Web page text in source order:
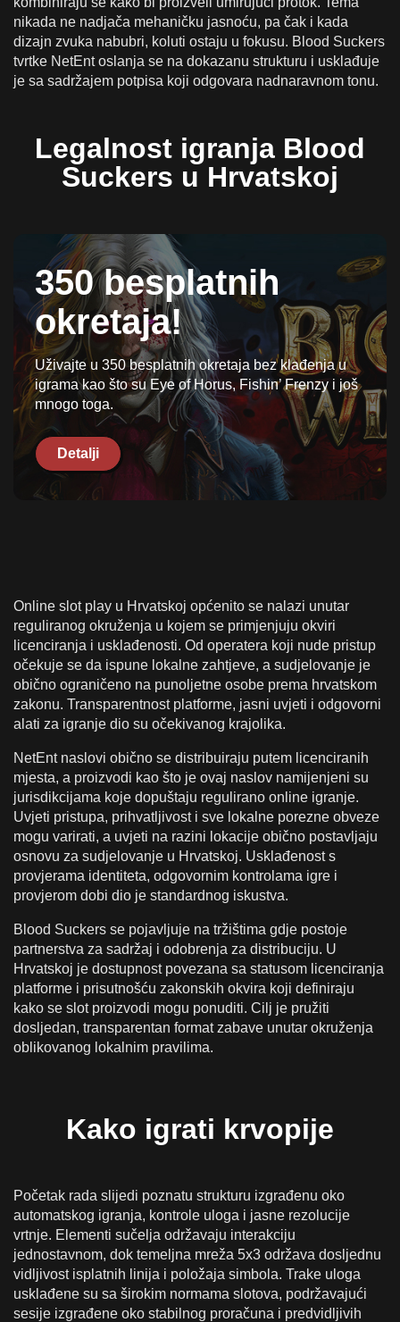
nikada ne nadjača mehaničku jasnoću, pa čak i kada
dizajn zvuka nabubri, koluti ostaju u fokusu. Blood Suckers
tvrtke NetEnt oslanja se na dokazanu strukturu i usklađuje
je sa sadržajem potpisa koji odgovara nadnaravnom tonu.
Legalnost igranja Blood
Suckers u Hrvatskoj
350 besplatnih
okretaja!
Uživajte u 350 besplatnih okretaja bez klađenja u
igrama kao što su Eye of Horus, Fishin’ Frenzy i još
mnogo toga.
Detalji
Online slot play u Hrvatskoj općenito se nalazi unutar
reguliranog okruženja u kojem se primjenjuju okviri
licenciranja i usklađenosti. Od operatera koji nude pristup
očekuje se da ispune lokalne zahtjeve, a sudjelovanje je
obično ograničeno na punoljetne osobe prema hrvatskom
zakonu. Transparentnost platforme, jasni uvjeti i odgovorni
alati za igranje dio su očekivanog krajolika.
NetEnt naslovi obično se distribuiraju putem licenciranih
mjesta, a proizvodi kao što je ovaj naslov namijenjeni su
jurisdikcijama koje dopuštaju regulirano online igranje.
Uvjeti pristupa, prihvatljivost i sve lokalne porezne obveze
mogu varirati, a uvjeti na razini lokacije obično postavljaju
osnovu za sudjelovanje u Hrvatskoj. Usklađenost s
provjerama identiteta, odgovornim kontrolama igre i
provjerom dobi dio je standardnog iskustva.
Blood Suckers se pojavljuje na tržištima gdje postoje
partnerstva za sadržaj i odobrenja za distribuciju. U
Hrvatskoj je dostupnost povezana sa statusom licenciranja
platforme i prisutnošću zakonskih okvira koji definiraju
kako se slot proizvodi mogu ponuditi. Cilj je pružiti
dosljedan, transparentan format zabave unutar okruženja
oblikovanog lokalnim pravilima.
Kako igrati krvopije
Početak rada slijedi poznatu strukturu izgrađenu oko
automatskog igranja, kontrole uloga i jasne rezolucije
vrtnje. Elementi sučelja održavaju interakciju
jednostavnom, dok temeljna mreža 5x3 održava dosljednu
vidljivost isplatnih linija i položaja simbola. Trake uloga
usklađene su sa širokim normama slotova, podržavajući
sesije izgrađene oko stabilnog proračuna i predvidljivih